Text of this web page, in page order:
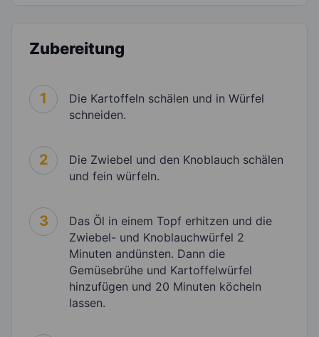
Zubereitung
1
Die Kartoffeln schälen und in Würfel
schneiden.
2
Die Zwiebel und den Knoblauch schälen
und fein würfeln.
3
Das Öl in einem Topf erhitzen und die
Zwiebel- und Knoblauchwürfel 2
Minuten andünsten. Dann die
Gemüsebrühe und Kartoffelwürfel
hinzufügen und 20 Minuten köcheln
lassen.